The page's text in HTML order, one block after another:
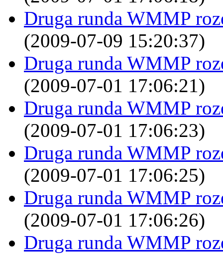
Druga runda WMMP
(2009-07-09 15:20:37)
Druga runda WMMP
(2009-07-01 17:06:21)
Druga runda WMMP
(2009-07-01 17:06:23)
Druga runda WMMP
(2009-07-01 17:06:25)
Druga runda WMMP
(2009-07-01 17:06:26)
Druga runda WMMP